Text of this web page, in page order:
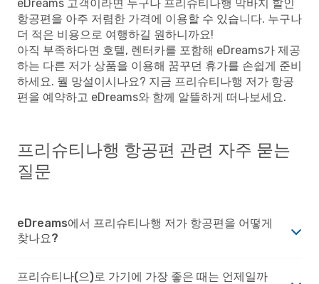
eDreams 고객이라면 누구나 프리슈티나행 막바지 할인
항공편을 아주 저렴한 가격에 이용할 수 있습니다. 누구나
더 적은 비용으로 여행하길 원하니까요!
아직 부족하다면 호텔, 렌터카를 포함해 eDreams가 제공
하는 다른 저가 상품을 이용해 꿈꾸던 휴가를 손쉽게 준비
하세요. 뭘 망설이시나요? 지금 프리슈티나행 저가 항공
편을 예약하고 eDreams와 함께 알뜰하게 떠나보세요.
프리슈티나행 항공편 관련 자주 묻는
질문
eDreams에서 프리슈티나행 저가 항공편을 어떻게
찾나요?
프리슈티나(으)로 가기에 가장 좋은 때는 언제일까